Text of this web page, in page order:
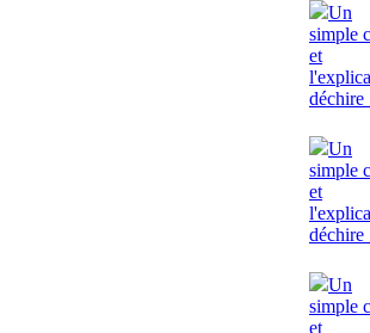
Un
simple
et
déchire
Un
simple
et
déchire
Un
simple
et